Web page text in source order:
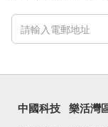
中國科技 樂活灣